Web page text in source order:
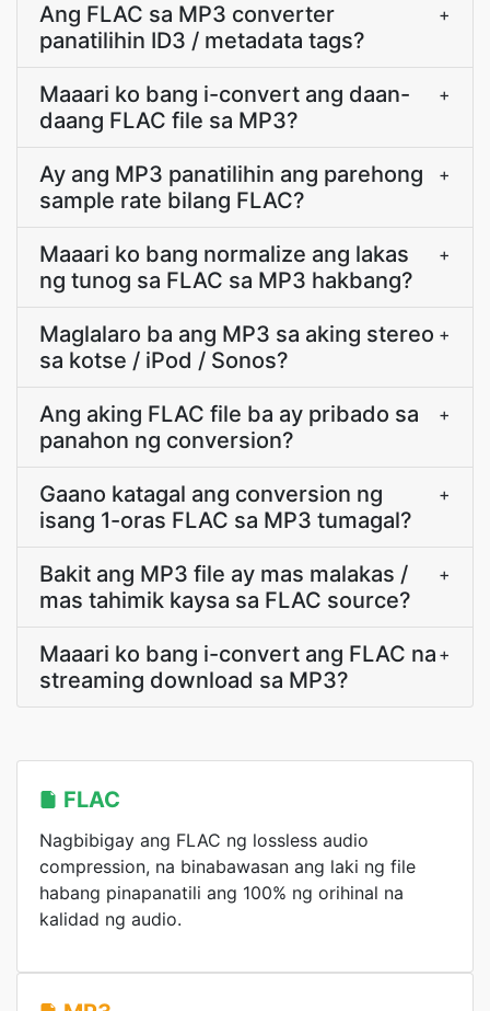
Ang FLAC sa MP3 converter
panatilihin ID3 / metadata tags?
+
Maaari ko bang i-convert ang daan-
daang FLAC file sa MP3?
+
Ay ang MP3 panatilihin ang parehong
sample rate bilang FLAC?
+
Maaari ko bang normalize ang lakas
ng tunog sa FLAC sa MP3 hakbang?
+
Maglalaro ba ang MP3 sa aking stereo
sa kotse / iPod / Sonos?
+
Ang aking FLAC file ba ay pribado sa
panahon ng conversion?
+
Gaano katagal ang conversion ng
isang 1-oras FLAC sa MP3 tumagal?
+
Bakit ang MP3 file ay mas malakas /
mas tahimik kaysa sa FLAC source?
+
Maaari ko bang i-convert ang FLAC na
streaming download sa MP3?
+
FLAC
Nagbibigay ang FLAC ng lossless audio
compression, na binabawasan ang laki ng file
habang pinapanatili ang 100% ng orihinal na
kalidad ng audio.